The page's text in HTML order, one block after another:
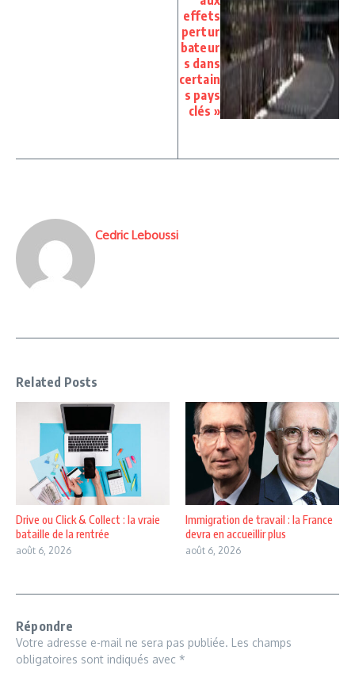
effets
pertur
bateur
s dans
certain
s pays
clés »
Cedric Leboussi
Related Posts
Drive ou Click & Collect : la vraie
bataille de la rentrée
août 6, 2026
Immigration de travail : la France
devra en accueillir plus
août 6, 2026
Répondre
Votre adresse e-mail ne sera pas publiée. Les champs
obligatoires sont indiqués avec *